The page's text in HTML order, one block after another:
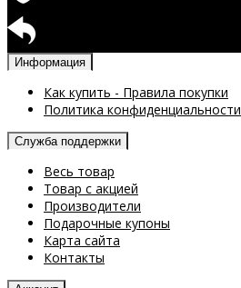
Информация
Как купить - Правила покупки
Политика конфиденциальности
Служба поддержки
Весь товар
Товар с акцией
Производители
Подарочные купоны
Карта сайта
Контакты